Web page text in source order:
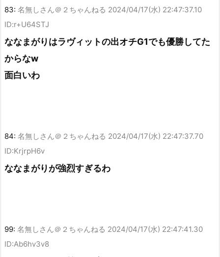
83: 名無しさん＠２ちゃんねる 2024/04/17(水) 22:47:37.10
ID:r+U64STJ
ななまがりはラヴィットの出オチG1でも優勝してた
からなw
面白いわ
84: 名無しさん＠２ちゃんねる 2024/04/17(水) 22:47:37.70
ID:KrjrpH6v
ななまがりが強烈すぎるわ
99: 名無しさん＠２ちゃんねる 2024/04/17(水) 22:47:41.30
ID:Ab6hv3v8